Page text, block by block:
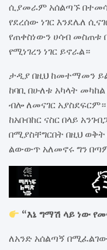
ሲያመራም አሰልጣኙ
የደረሰው ነገር እንደሌለ
የጠቀስነውን ሀሳብ መስጠቱ
የሚነገረን ነገር ይኖራል።
ታዲያ በዚህ ከመተማመን
ከባቢ በሁለቱ አካላት
ብሎ ለመናገር
ከአቡበከር ናስር በላይ
በሚያስቸግርበት በዚህ
ልውውጥ አለመኖሩ ግን
“እኔ ግማሽ ላይ ነው
ለአንድ አሰልጣኝ